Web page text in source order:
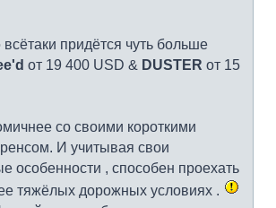
всётаки придётся чуть больше
от 19 400 USD & DUSTER от 15
со своими короткими
И учитывая свои
особенности , способен проехать
тяжёлых дорожных условиях .